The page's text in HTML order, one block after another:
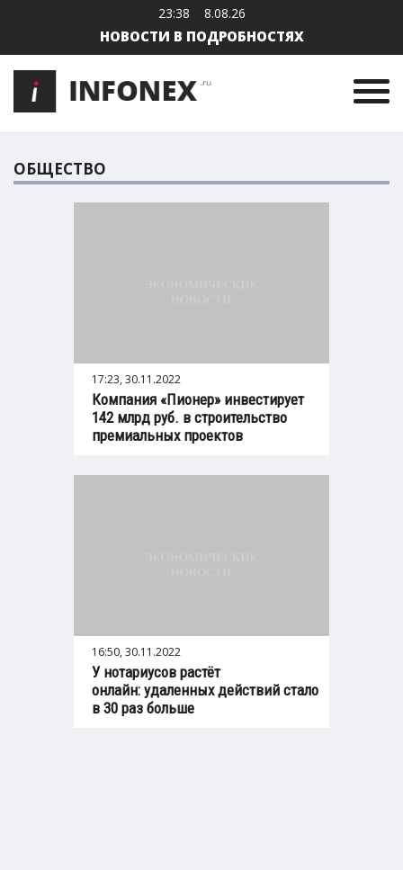
23:38 8.08.26
НОВОСТИ В ПОДРОБНОСТЯХ
ОБЩЕСТВО
17:23, 30.11.2022
Компания «Пионер» инвестирует
142 млрд руб. в строительство
премиальных проектов
16:50, 30.11.2022
У нотариусов растёт
онлайн: удаленных действий стало
в 30 раз больше